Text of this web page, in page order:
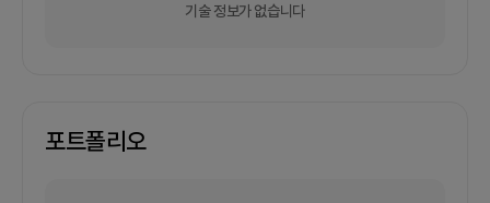
기술 정보가 없습니다
포트폴리오